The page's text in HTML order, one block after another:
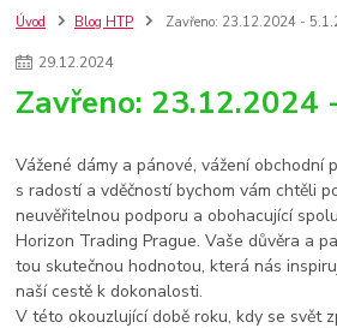
Úvod Blog HTP Zavřeno: 23.12.2024 -
29.12.2024
Zavřeno: 23.12.2024
Vážené dámy a pánové, vážení obchodní
s radostí a vděčností bychom vám chtěli
neuvěřitelnou podporu a obohacující
Horizon Trading Prague. Vaše důvěra a
tou skutečnou hodnotou, která nás
naší cestě k dokonalosti.
V této okouzlující době roku, kdy se svět